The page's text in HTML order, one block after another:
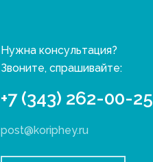
Нужна консультация?
Звоните, спрашивайте:
+7 (343) 262-00-25
post@koriphey.ru